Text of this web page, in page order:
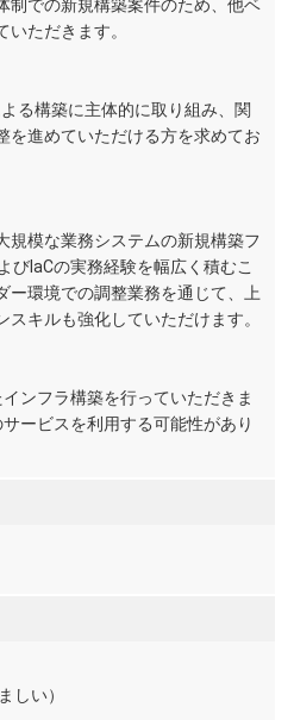
制での新規構築案件のため、他ベ
ただきます。
る構築に主体的に取り組み、関
を進めていただける方を求めてお
規模な業務システムの新規構築フ
びIaCの実務経験を幅広く積むこ
ー環境での調整業務を通じて、上
キルも強化していただけます。
ンフラ構築を行っていただきま
ービスを利用する可能性があり
しい）